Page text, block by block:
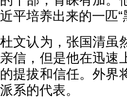
近平培养出来的一匹“
杜文认为，张国清虽
亲信，但是他在迅速
的提拔和信任。外界
派系的代表。